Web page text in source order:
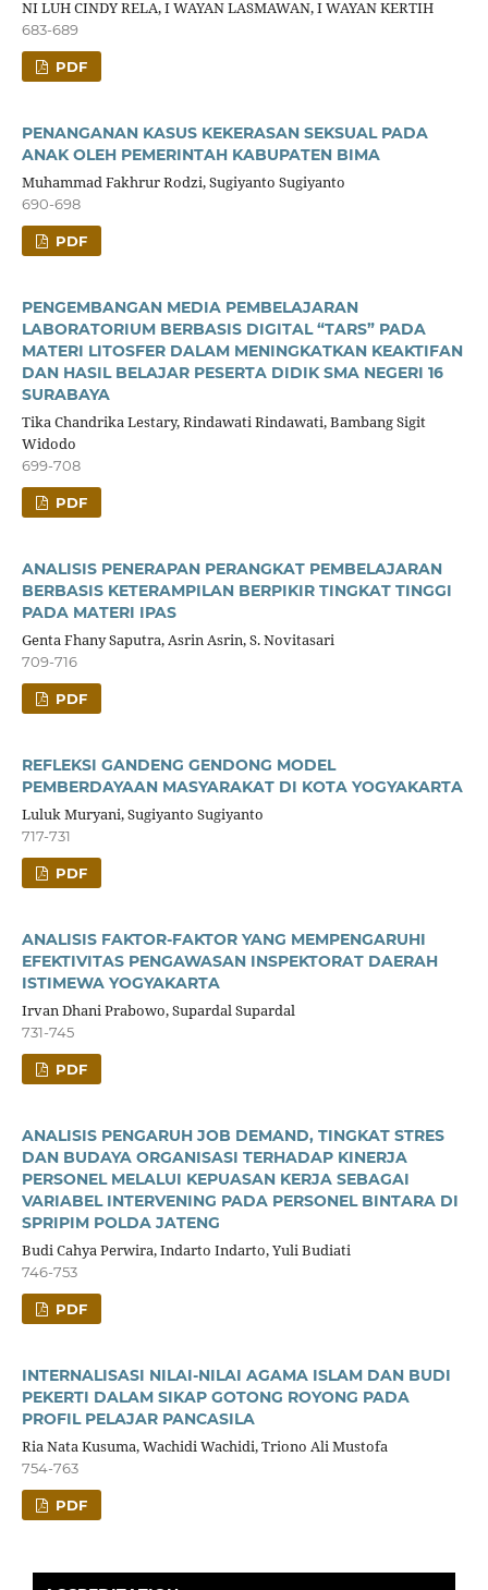
NI LUH CINDY RELA, I WAYAN LASMAWAN, I WAYAN KERTIH
683-689
PDF
PENANGANAN KASUS KEKERASAN SEKSUAL PADA
ANAK OLEH PEMERINTAH KABUPATEN BIMA
Muhammad Fakhrur Rodzi, Sugiyanto Sugiyanto
690-698
PDF
PENGEMBANGAN MEDIA PEMBELAJARAN
LABORATORIUM BERBASIS DIGITAL “TARS” PADA
MATERI LITOSFER DALAM MENINGKATKAN KEAKTIFAN
DAN HASIL BELAJAR PESERTA DIDIK SMA NEGERI 16
SURABAYA
Tika Chandrika Lestary, Rindawati Rindawati, Bambang Sigit
Widodo
699-708
PDF
ANALISIS PENERAPAN PERANGKAT PEMBELAJARAN
BERBASIS KETERAMPILAN BERPIKIR TINGKAT TINGGI
PADA MATERI IPAS
Genta Fhany Saputra, Asrin Asrin, S. Novitasari
709-716
PDF
REFLEKSI GANDENG GENDONG MODEL
PEMBERDAYAAN MASYARAKAT DI KOTA YOGYAKARTA
Luluk Muryani, Sugiyanto Sugiyanto
717-731
PDF
ANALISIS FAKTOR-FAKTOR YANG MEMPENGARUHI
EFEKTIVITAS PENGAWASAN INSPEKTORAT DAERAH
ISTIMEWA YOGYAKARTA
Irvan Dhani Prabowo, Supardal Supardal
731-745
PDF
ANALISIS PENGARUH JOB DEMAND, TINGKAT STRES
DAN BUDAYA ORGANISASI TERHADAP KINERJA
PERSONEL MELALUI KEPUASAN KERJA SEBAGAI
VARIABEL INTERVENING PADA PERSONEL BINTARA DI
SPRIPIM POLDA JATENG
Budi Cahya Perwira, Indarto Indarto, Yuli Budiati
746-753
PDF
INTERNALISASI NILAI-NILAI AGAMA ISLAM DAN BUDI
PEKERTI DALAM SIKAP GOTONG ROYONG PADA
PROFIL PELAJAR PANCASILA
Ria Nata Kusuma, Wachidi Wachidi, Triono Ali Mustofa
754-763
PDF